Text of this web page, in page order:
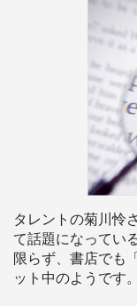
タレントの菊川怜
て話題になってい
限らず、書店でも
ット中のようです